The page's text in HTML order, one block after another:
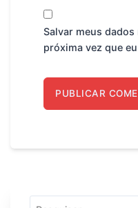
Salvar meus
próxima vez que